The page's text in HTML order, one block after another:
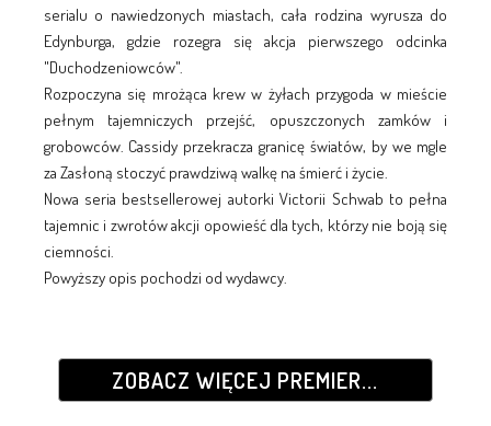
serialu o nawiedzonych miastach, cała rodzina wyrusza do
Edynburga, gdzie rozegra się akcja pierwszego odcinka
"Duchodzeniowców".
Rozpoczyna się mrożąca krew w żyłach przygoda w mieście
pełnym tajemniczych przejść, opuszczonych zamków i
grobowców. Cassidy przekracza granicę światów, by we mgle
za Zasłoną stoczyć prawdziwą walkę na śmierć i życie.
Nowa seria bestsellerowej autorki Victorii Schwab to pełna
tajemnic i zwrotów akcji opowieść dla tych, którzy nie boją się
ciemności.
Powyższy opis pochodzi od wydawcy.
ZOBACZ WIĘCEJ PREMIER...